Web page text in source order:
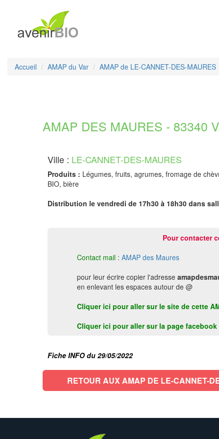
Accueil AMAP du Var AMAP de LE-CANNET-DES-MAURES
AMAP DES MAURES - 83340
Ville : LE-CANNET-DES-MAURES
Produits : Légumes, fruits, agrumes, fromage de
BIO, bière
Distribution le vendredi de 17h30 à 18h30 dans
Pour contacter
Contact mail : AMAP des Maures
pour leur écrire copier l'adresse
en enlevant les espaces autour de @
Cliquer ici pour aller sur le site de cette
Cliquer ici pour aller sur la page facebook
Fiche INFO du 29/05/2022
RETOUR AUX AMAP DE LE-CANNET-